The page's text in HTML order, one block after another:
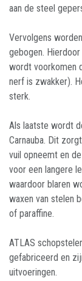
aan de steel
Vervolgens
gebogen.
wordt voorkomen
nerf is zwakker).
sterk.
Als laatste wordt
Carnauba. Dit
vuil opneemt en
voor een langere
waardoor blaren
waxen van stelen
of paraffine.
ATLAS
gefabriceerd en
uitvoeringen.